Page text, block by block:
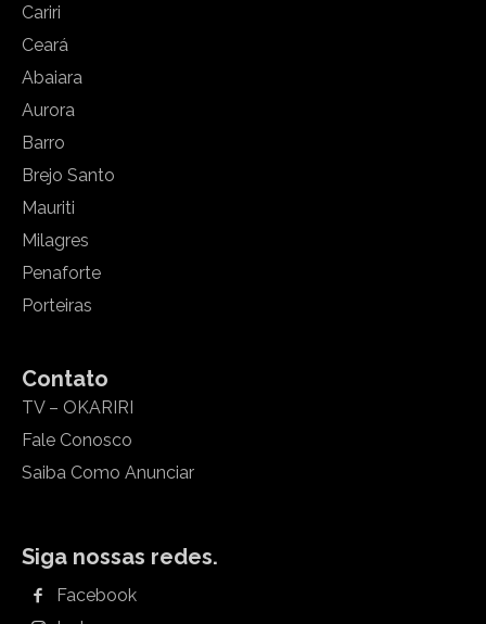
Cariri
Ceará
Abaiara
Aurora
Barro
Brejo Santo
Mauriti
Milagres
Penaforte
Porteiras
Contato
TV – OKARIRI
Fale Conosco
Saiba Como Anunciar
Siga nossas redes.
Facebook